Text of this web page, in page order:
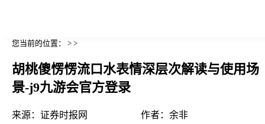
您当前的位置： > >
胡桃傻愣愣流口水表情深层次解读与使用场
景-j9九游会官方登录
来源： 证券时报网 作者： 余非